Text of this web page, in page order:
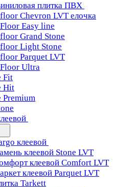
плитка ПВХ
Chevron LVT елочка
Easy line
Grand Stone
Light Stone
Parquet LVT
Ultra
Fit
Hit
клеевой
клеевой Stone LVT
клеевой Comfort LVT
клеевой Parquet LVT
Tarkett